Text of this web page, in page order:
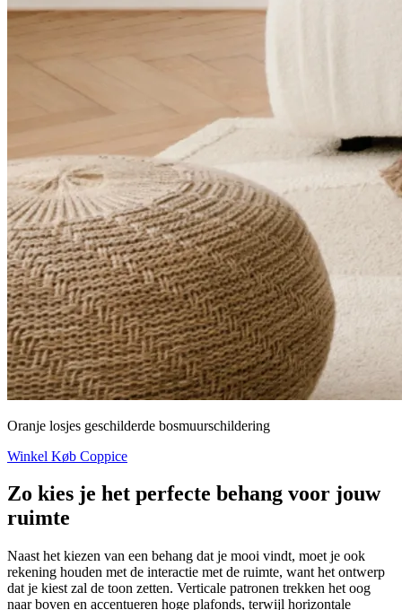
Oranje losjes geschilderde bosmuurschildering
Winkel Køb Coppice
Zo kies je het perfecte behang voor jouw
ruimte
Naast het kiezen van een behang dat je mooi vindt, moet je ook
rekening houden met de interactie met de ruimte, want het ontwerp
dat je kiest zal de toon zetten. Verticale patronen trekken het oog
naar boven en accentueren hoge plafonds, terwijl horizontale